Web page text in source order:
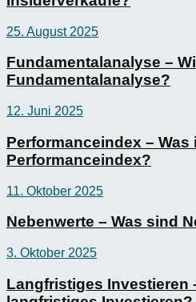
25. August 2025
Fundamentalanalyse –
Fundamentalanalyse?
12. Juni 2025
Performanceindex – Was
Performanceindex?
11. Oktober 2025
Nebenwerte – Was sind
3. Oktober 2025
Langfristiges Investieren